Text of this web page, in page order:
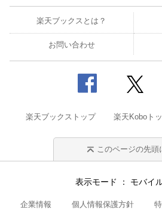
楽天ブックスとは？
お問い合わせ
楽天ブックストップ 楽天Koboト
このページの先頭
表示モード モバイ
企業情報 個人情報保護方針